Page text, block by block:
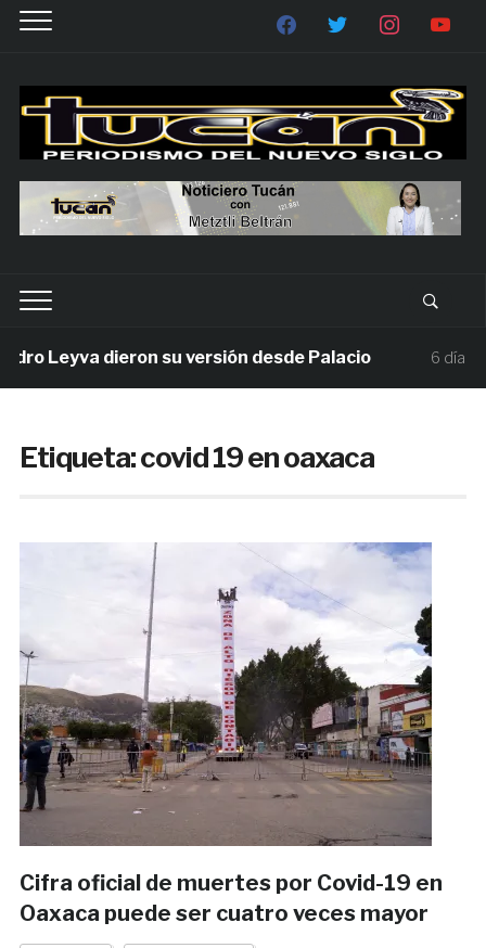
dieron su versión desde Palacio 6 días ago
Etiqueta:covid 19 en oaxaca
Cifra oficial de muertes por Covid-19 en
Oaxaca puede ser cuatro veces mayor